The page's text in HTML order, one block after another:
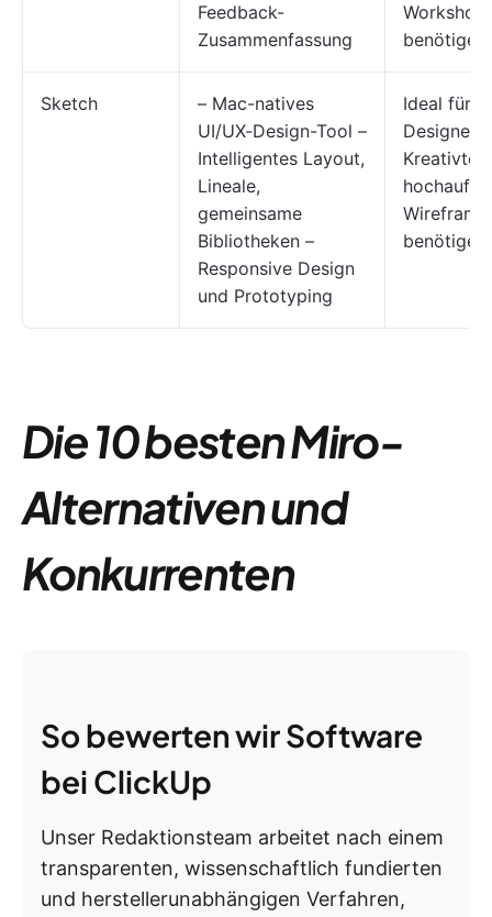
Feedback-
Zusammenfassung
benötigen
Sketch
– Mac-natives
UI/UX-Design-Tool –
Intelligentes Layout,
Lineale,
gemeinsame
Bibliotheken –
Responsive Design
und Prototyping
Ideal für
Designer
benötigen
Die 10 besten Miro-
Alternativen und
Konkurrenten
So bewerten wir Software
bei ClickUp
Unser Redaktionsteam arbeitet nach einem
transparenten, wissenschaftlich fundierten
und herstellerunabhängigen Verfahren,